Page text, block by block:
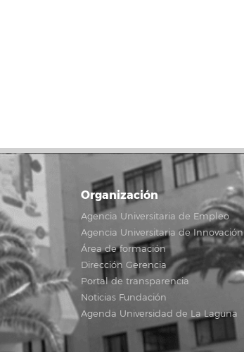
Organización
Agencia Universitaria de Empleo
Agencia Universitaria de Innovación
Área de formación
Dirección Gerencia
Portal de transparencia
Noticias Fundación
Agenda Universidad de La Laguna